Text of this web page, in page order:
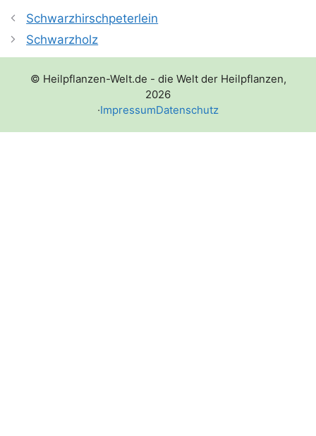
Schwarzhirschpeterlein
Schwarzholz
© Heilpflanzen-Welt.de - die Welt der Heilpflanzen,
2026
·ImpressumDatenschutz